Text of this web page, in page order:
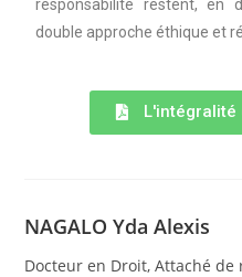
responsabilité restent, en
double approche éthique et
L'intégralité
NAGALO Yda Alexis
Docteur en Droit, Attaché